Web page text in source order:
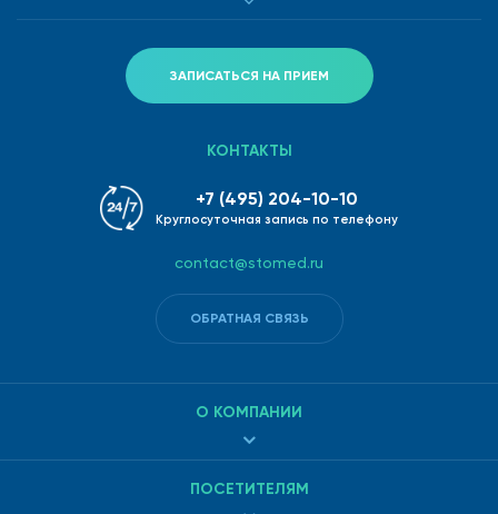
ЗАПИСАТЬСЯ НА ПРИЕМ
О КОМПАНИИ
ПОСЕТИТЕЛЯМ
КОНТАКТЫ
+7 (495) 204-10-10
Круглосуточная запись по телефону
contact@stomed.ru
ОБРАТНАЯ СВЯЗЬ